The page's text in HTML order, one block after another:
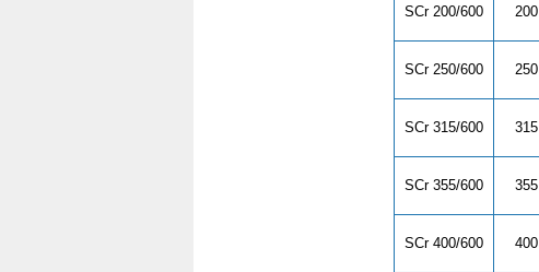
SCr 200/600 200
SCr 250/600 250
SCr 315/600 315
SCr 355/600 355
SCr 400/600 400